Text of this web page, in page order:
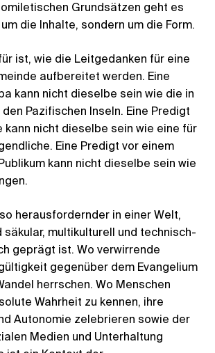
Grundsätzen geht es
die Inhalte, sondern um die Form.
ist, wie die Leitgedanken für eine
aufbereitet werden. Eine
kann nicht dieselbe sein wie die in
Pazifischen Inseln. Eine Predigt
kann nicht dieselbe sein wie eine für
Eine Predigt vor einem
kann nicht dieselbe sein wie
herausfordernder in einer Welt,
säkular, multikulturell und technisch-
geprägt ist. Wo verwirrende
gegenüber dem Evangelium
herrschen. Wo Menschen
Wahrheit zu kennen, ihre
Autonomie zelebrieren sowie der
Medien und Unterhaltung